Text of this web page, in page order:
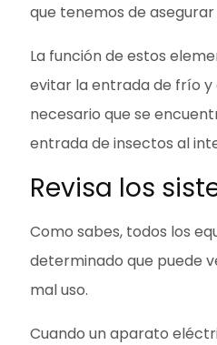
que tenemos de asegurar
La función de estos
evitar la entrada de frío y
necesario que se
entrada de insectos al
Revisa los
Como sabes, todos los
determinado que puede
mal uso.
Cuando un aparato